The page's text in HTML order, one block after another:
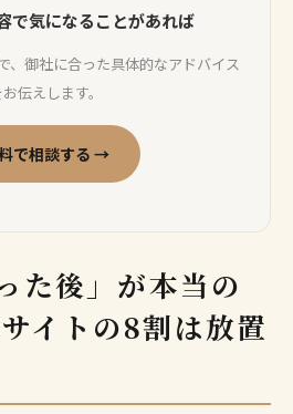
で気になることがあれば
、御社に合った具体的なアドバイス
お伝えします。
で相談する →
た後」が本当の
イトの8割は放置